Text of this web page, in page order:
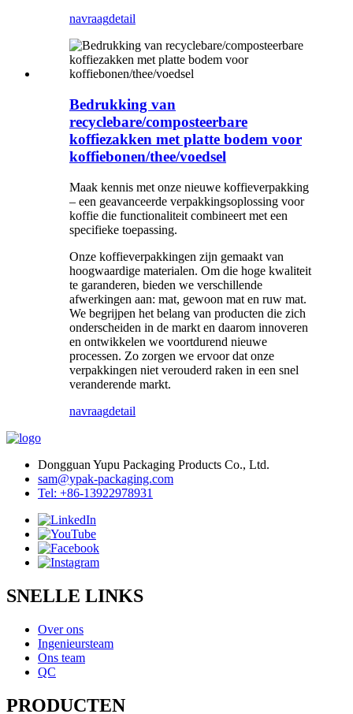
navraagdetail
Bedrukking van
recyclebare/composteerbare
koffiezakken met platte bodem voor
koffiebonen/thee/voedsel
Maak kennis met onze nieuwe koffieverpakking
– een geavanceerde verpakkingsoplossing voor
koffie die functionaliteit combineert met een
specifieke toepassing.
Onze koffieverpakkingen zijn gemaakt van
hoogwaardige materialen. Om die hoge kwaliteit
te garanderen, bieden we verschillende
afwerkingen aan: mat, gewoon mat en ruw mat.
We begrijpen het belang van producten die zich
onderscheiden in de markt en daarom innoveren
en ontwikkelen we voortdurend nieuwe
processen. Zo zorgen we ervoor dat onze
verpakkingen niet verouderd raken in een snel
veranderende markt.
navraagdetail
Dongguan Yupu Packaging Products Co., Ltd.
sam@ypak-packaging.com
Tel: +86-13922978931
SNELLE LINKS
Over ons
Ingenieursteam
Ons team
QC
PRODUCTEN